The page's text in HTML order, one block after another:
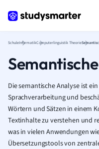
SchuleInformatikComputerlinguistik Theorie
Die semantische Analyse ist
Sprachverarbeitung und
Wörtern und Sätzen in einem
Textinhalte zu verstehen und
was in vielen Anwendungen
Übersetzungstools von